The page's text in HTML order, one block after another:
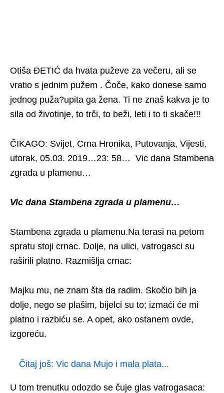
Otiša ĐETIĆ da hvata puževe za večeru, ali se
vratio s jednim pužem . Čoče, kako donese samo
jednog puža?upita ga žena. Ti ne znaš kakva je to
sila od životinje, to trči, to beži, leti i to ti skače!!!
ČIKAGO: Svijet, Crna Hronika, Putovanja, Vijesti,
utorak, 05.03. 2019…23: 58… Vic dana Stambena
zgrada u plamenu…
Vic dana Stambena zgrada u plamenu…
Stambena zgrada u plamenu.Na terasi na petom
spratu stoji crnac. Dolje, na ulici, vatrogasci su
raširili platno. Razmišlja crnac:
Majku mu, ne znam šta da radim. Skočio bih ja
dolje, nego se plašim, bijelci su to; izmaći će mi
platno i razbiću se. A opet, ako ostanem ovde,
izgoreću.
Čitaj još: Vic dana Mujo i mala plata...
U tom trenutku odozdo se čuje glas vatrogasaca: